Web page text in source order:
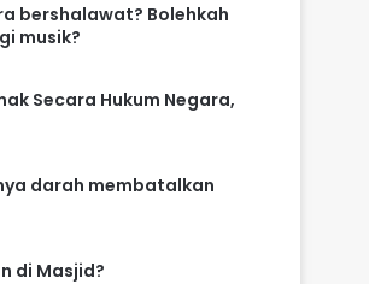
bershalawat? Bolehkah
musik?
Secara Hukum Negara,
darah membatalkan
di Masjid?